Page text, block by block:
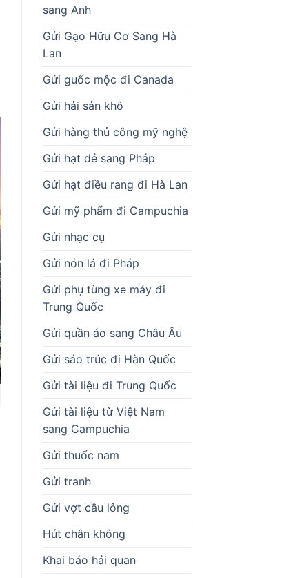
sang Anh
Gửi Gạo Hữu Cơ Sang Hà
Lan
Gửi guốc mộc đi Canada
Gửi hải sản khô
Gửi hàng thủ công mỹ nghệ
Gửi hạt dẻ sang Pháp
Gửi hạt điều rang đi Hà Lan
Gửi mỹ phẩm đi Campuchia
Gửi nhạc cụ
Gửi nón lá đi Pháp
Gửi phụ tùng xe máy đi
Trung Quốc
Gửi quần áo sang Châu Âu
Gửi sáo trúc đi Hàn Quốc
Gửi tài liệu đi Trung Quốc
Gửi tài liệu từ Việt Nam
sang Campuchia
Gửi thuốc nam
Gửi tranh
Gửi vợt cầu lông
Hút chân không
Khai báo hải quan